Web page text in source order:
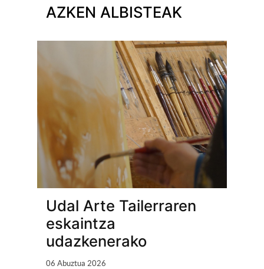
AZKEN ALBISTEAK
Udal Arte Tailerraren
eskaintza
udazkenerako
06 Abuztua 2026